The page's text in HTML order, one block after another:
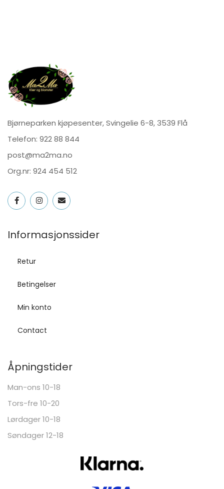
Bjørneparken kjøpesenter, Svingelie 6-8, 3539 Flå
Telefon: 922 88 844
post@ma2ma.no
Org.nr: 924 454 512
Informasjonssider
Retur
Betingelser
Min konto
Contact
Åpningstider
Man-ons 10-18
Tors-fre 10-20
Lørdager 10-18
Søndager 12-18